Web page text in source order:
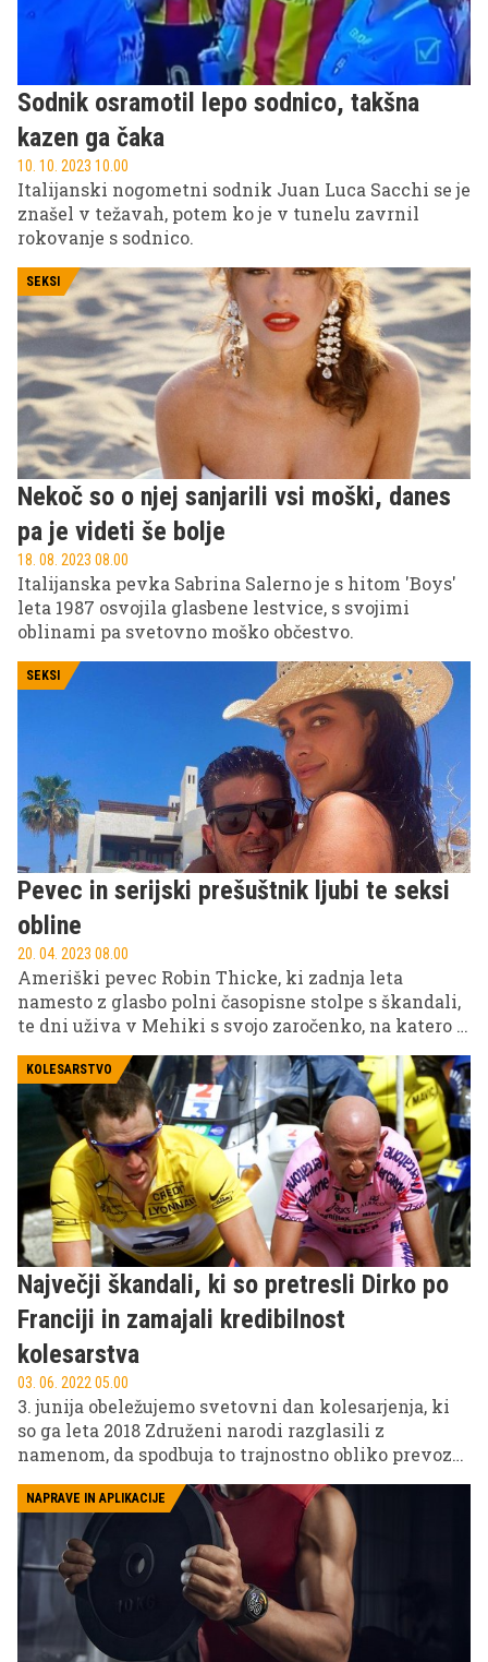
Sodnik osramotil lepo sodnico, takšna
kazen ga čaka
10. 10. 2023 10.00
Italijanski nogometni sodnik Juan Luca Sacchi se je
znašel v težavah, potem ko je v tunelu zavrnil
rokovanje s sodnico.
SEKSI
Nekoč so o njej sanjarili vsi moški, danes
pa je videti še bolje
18. 08. 2023 08.00
Italijanska pevka Sabrina Salerno je s hitom 'Boys'
leta 1987 osvojila glasbene lestvice, s svojimi
oblinami pa svetovno moško občestvo.
SEKSI
Pevec in serijski prešuštnik ljubi te seksi
obline
20. 04. 2023 08.00
Ameriški pevec Robin Thicke, ki zadnja leta
namesto z glasbo polni časopisne stolpe s škandali,
te dni uživa v Mehiki s svojo zaročenko, na katero je
KOLESARSTVO
Največji škandali, ki so pretresli Dirko po
Franciji in zamajali kredibilnost
kolesarstva
03. 06. 2022 05.00
3. junija obeležujemo svetovni dan kolesarjenja, ki
so ga leta 2018 Združeni narodi razglasili z
namenom, da spodbuja to trajnostno obliko prevoza
izgradnji infrastrukture upoštevajo kolesarjenje.
NAPRAVE IN APLIKACIJE